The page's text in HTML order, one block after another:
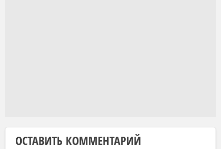
ОСТАВИТЬ КОММЕНТАРИЙ